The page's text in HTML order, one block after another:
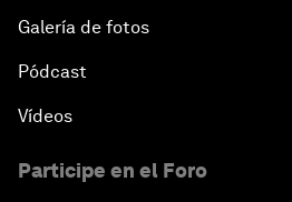
Galería de fotos
Pódcast
Vídeos
Participe en el Foro